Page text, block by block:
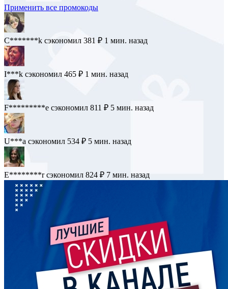
Применить все промокоды
C*******k сэкономил 381 ₽ 1 мин. назад
I***k сэкономил 465 ₽ 1 мин. назад
F*********e сэкономил 811 ₽ 5 мин. назад
U***a сэкономил 534 ₽ 5 мин. назад
E********r сэкономил 824 ₽ 7 мин. назад